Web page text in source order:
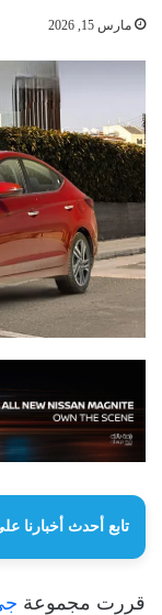
مارس 15, 2026
تابع أحدث أخبارنا
قررت مجموعة